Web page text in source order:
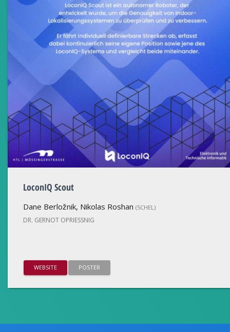
LoconIQ Scout
Dane Berložnik, Nikolas Roshan (5CHEL)
DR. GERNOT OPRIESSNIG
WEBSITE POSTER